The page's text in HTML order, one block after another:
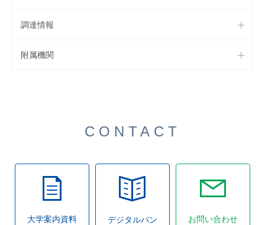
調達情報
附属機関
CONTACT
大学案内資料
デジタルパン
お問い合わせ